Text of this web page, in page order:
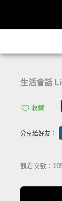
生活會話
收藏
分享給好友：
觀看次數：